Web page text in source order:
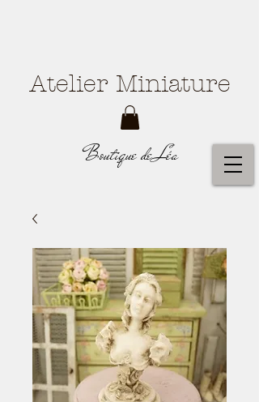
Boutique de Léa
Atelier Miniature